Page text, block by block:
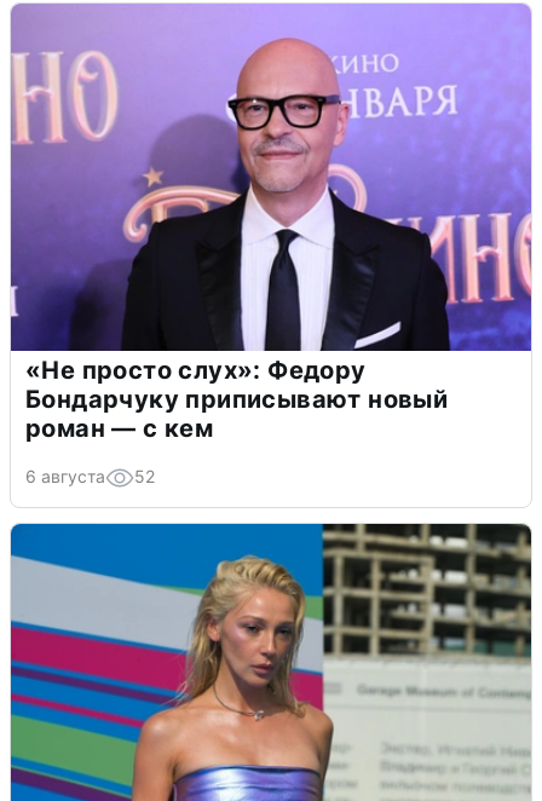
«Не просто слух»: Федору
Бондарчуку приписывают новый
роман — с кем
6 августа 52